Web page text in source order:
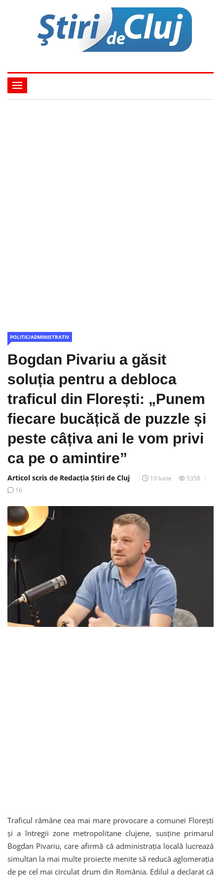
POLITIC/ADMINISTRATIV
Bogdan Pivariu a găsit
soluția pentru a debloca
traficul din Florești: „Punem
fiecare bucățică de puzzle și
peste câțiva ani le vom privi
ca pe o amintire”
Articol scris de Redacția Știri de Cluj 10 Iunie
5358
16
Traficul rămâne cea mai mare provocare a comunei Florești
și a întregii zone metropolitane clujene, susține primarul
Bogdan Pivariu, care afirmă că administrația locală lucrează
simultan la mai multe proiecte menite să reducă aglomerația
de pe cel mai circulat drum din România. Edilul a declarat că